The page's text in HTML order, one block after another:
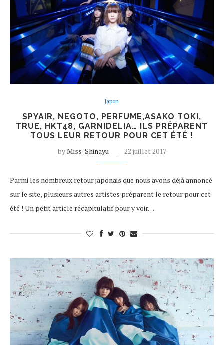
Japon
SPYAIR, NEGOTO, PERFUME,ASAKO TOKI,
TRUE, HKT48, GARNIDELIA… ILS PRÉPARENT
TOUS LEUR RETOUR POUR CET ÉTÉ !
byMiss-Shinayu 22 juillet 2017
Parmi les nombreux retour japonais que nous avons déjà annoncé
sur le site, plusieurs autres artistes préparent le retour pour cet
été ! Un petit article récapitulatif pour y voir…